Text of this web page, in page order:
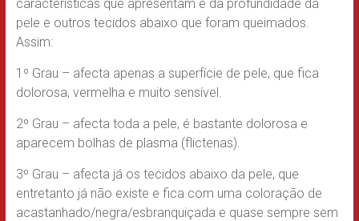
características que apresentam e da profundidade da
pele e outros tecidos abaixo que foram queimados.
Assim:
1º Grau – afecta apenas a superfície de pele, que fica
dolorosa, vermelha e muito sensível.
2º Grau – afecta toda a pele, é bastante dolorosa e
aparecem bolhas de plasma (flictenas).
3º Grau – afecta já os tecidos abaixo da pele, que
entretanto já não existe e fica com uma coloração de
acastanhado/negra/esbranquiçada e quase sempre sem